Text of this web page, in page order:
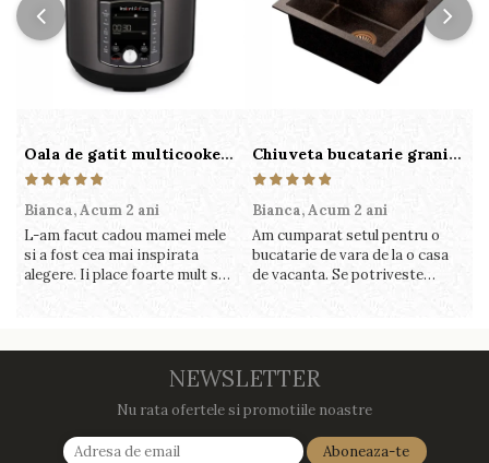
Oala de gatit multicooker 11 functii Instant Pot Pro Crisp 8 + Air Fryer 7.6 lt
Bianca,Acum 2 ani
L-am facut cadou mamei mele
si a fost cea mai inspirata
alegere. Ii place foarte mult sa
gandesc serios sa imi cumpar
si eu! Recomand mult !
Chiuveta bucatarie granit cu finisaj negru perlat/cupru Steingran Art Copper cu dozator si baterie Quadron
Bianca,Acum 2 ani
Am cumparat setul pentru o
bucatarie de vara de la o casa
de vacanta. Se potriveste
cu drag !
NEWSLETTER
Nu rata ofertele si promotiile noastre